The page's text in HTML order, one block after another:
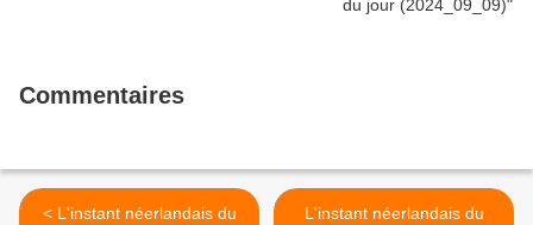
Commentaires
< L'instant néerlandais du
L'instant néerlandais du